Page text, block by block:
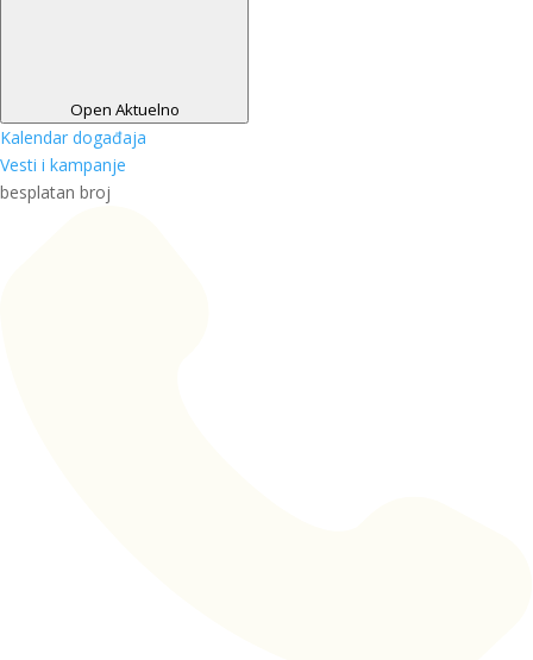
Open Aktuelno
Kalendar događaja
Vesti i kampanje
besplatan broj